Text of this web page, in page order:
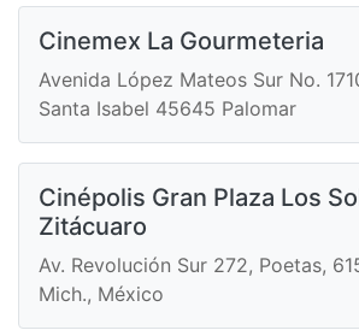
Cinemex La Gourmeteria
Avenida López Mateos Sur No.
Santa Isabel 45645 Palomar
Cinépolis Gran Plaza Los
Zitácuaro
Av. Revolución Sur 272, Poetas,
Mich., México